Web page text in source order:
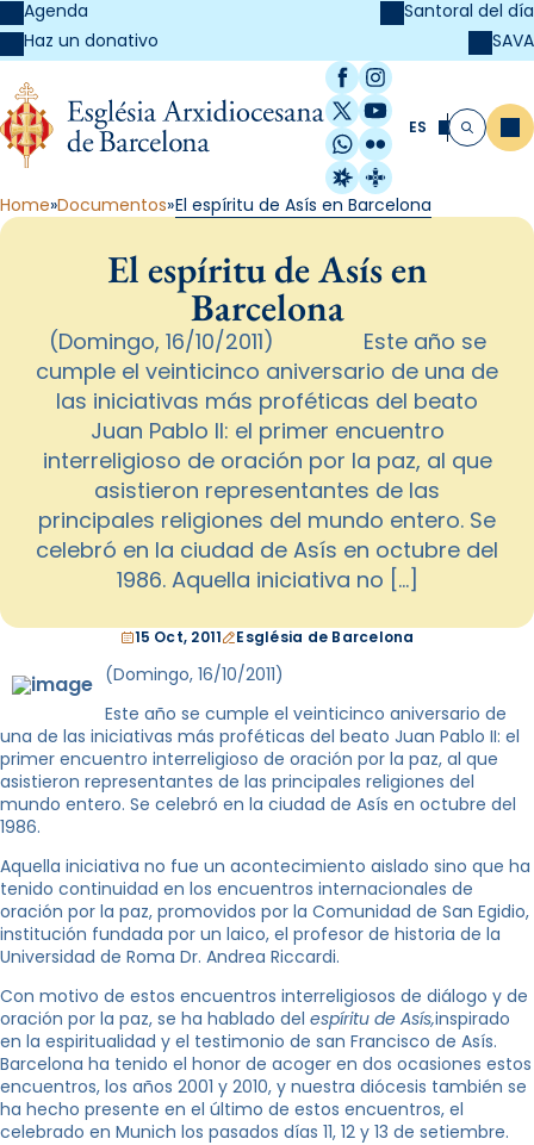
Agenda
Haz un donativo
Santoral del día
SAVA
Facebook
Instagram
X / Twitter
YouTube
WhatsApp
Flickr
Radio Estel
Catalunya
ES Buscar
Home Documentos El espíritu de Asís en Barcelona
El espíritu de Asís en
Barcelona
(Domingo, 16/10/2011) Este año se
cumple el veinticinco aniversario de una de
las iniciativas más proféticas del beato
Juan Pablo II: el primer encuentro
interreligioso de oración por la paz, al que
asistieron representantes de las
principales religiones del mundo entero. Se
celebró en la ciudad de Asís en octubre del
1986. Aquella iniciativa no […]
15 Oct, 2011 Església de Barcelona
(Domingo, 16/10/2011)
Este año se cumple el veinticinco aniversario de
una de las iniciativas más proféticas del beato Juan Pablo II: el
primer encuentro interreligioso de oración por la paz, al que
asistieron representantes de las principales religiones del
mundo entero. Se celebró en la ciudad de Asís en octubre del
1986.
Aquella iniciativa no fue un acontecimiento aislado sino que ha
tenido continuidad en los encuentros internacionales de
oración por la paz, promovidos por la Comunidad de San Egidio,
institución fundada por un laico, el profesor de historia de la
Universidad de Roma Dr. Andrea Riccardi.
Con motivo de estos encuentros interreligiosos de diálogo y de
oración por la paz, se ha hablado del espíritu de Asís,inspirado
en la espiritualidad y el testimonio de san Francisco de Asís.
Barcelona ha tenido el honor de acoger en dos ocasiones estos
encuentros, los años 2001 y 2010, y nuestra diócesis también se
ha hecho presente en el último de estos encuentros, el
celebrado en Munich los pasados días 11, 12 y 13 de setiembre.